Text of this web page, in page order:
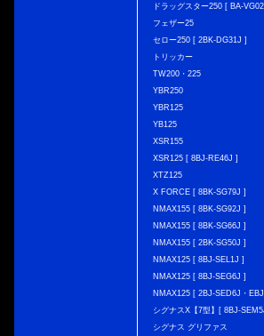
ドラッグスター250 [ BA-
フェザー25
セロー250 [ 2BK-DG31J ]
トリッカー
TW200・225
YBR250
YBR125
YB125
XSR155
XSR125 [ 8BJ-RE46J ]
XTZ125
X FORCE [ 8BK-SG79J ]
NMAX155 [ 8BK-SG92J ]
NMAX155 [ 8BK-SG66J ]
NMAX155 [ 2BK-SG50J ]
NMAX125 [ 8BJ-SEL1J ]
NMAX125 [ 8BJ-SEG6J ]
NMAX125 [ 2BJ-SED6J・
シグナスX【7型】[ 8BJ-
シグナス グリファス